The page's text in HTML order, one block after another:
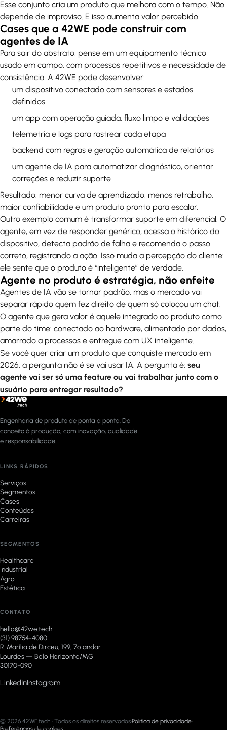
Esse conjunto cria um produto que melhora com o tempo. Não
depende de improviso. E isso aumenta valor percebido.
Cases que a 42WE pode construir com
agentes de IA
Para sair do abstrato, pense em um equipamento técnico
usado em campo, com processos repetitivos e necessidade de
consistência. A 42WE pode desenvolver:
um dispositivo conectado com sensores e estados
definidos
um app com operação guiada, fluxo limpo e validações
telemetria e logs para rastrear cada etapa
backend com regras e geração automática de relatórios
um agente de IA para automatizar diagnóstico, orientar
correções e reduzir suporte
Resultado: menor curva de aprendizado, menos retrabalho,
maior confiabilidade e um produto pronto para escalar.
Outro exemplo comum é transformar suporte em diferencial. O
agente, em vez de responder genérico, acessa o histórico do
dispositivo, detecta padrão de falha e recomenda o passo
correto, registrando a ação. Isso muda a percepção do cliente:
ele sente que o produto é “inteligente” de verdade.
Agente no produto é estratégia, não enfeite
Agentes de IA vão se tornar padrão, mas o mercado vai
separar rápido quem fez direito de quem só colocou um chat.
O agente que gera valor é aquele integrado ao produto como
parte do time: conectado ao hardware, alimentado por dados,
amarrado a processos e entregue com UX inteligente.
Se você quer criar um produto que conquiste mercado em
2026, a pergunta não é se vai usar IA. A pergunta é: seu
agente vai ser só uma feature ou vai trabalhar junto com o
usuário para entregar resultado?
Engenharia de produto de ponta a ponta. Do
conceito à produção, com inovação, qualidade
e responsabilidade.
LINKS RÁPIDOS
Serviços
Segmentos
Cases
Conteúdos
Carreiras
SEGMENTOS
Healthcare
Industrial
Agro
Estética
CONTATO
hello@42we.tech
(31) 98754-4080
R. Marília de Dirceu, 199, 7º andar
Lourdes — Belo Horizonte/MG
30170-090
LinkedInInstagram
© 2026 42WE.tech · Todos os direitos reservados·Política de privacidade·